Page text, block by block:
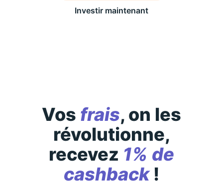
Investir maintenant
Vos frais, on les
révolutionne,
recevez 1% de
cashback!